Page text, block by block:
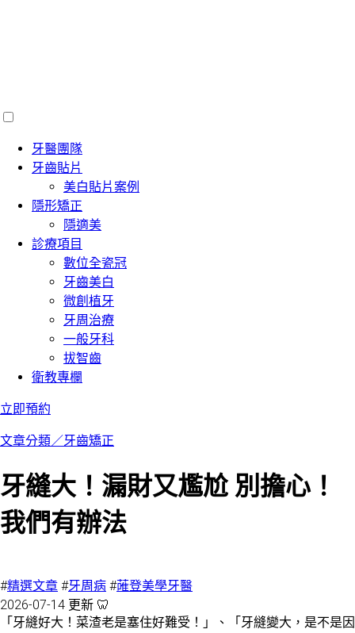
牙醫團隊
牙齒貼片
美白貼片案例
隱形矯正
隱適美
診療項目
數位全瓷冠
牙齒美白
微創植牙
牙周治療
一般牙科
拔智齒
衛教專欄
立即預約
文章分類／牙齒矯正
牙縫大！漏財又尷尬 別擔心！
我們有辦法
#精選文章 #牙周病 #蓶登美學牙醫
2026-07-14 更新 🦷
「牙縫好大！菜渣老是塞住好難受！」、「牙縫變大，是不是因